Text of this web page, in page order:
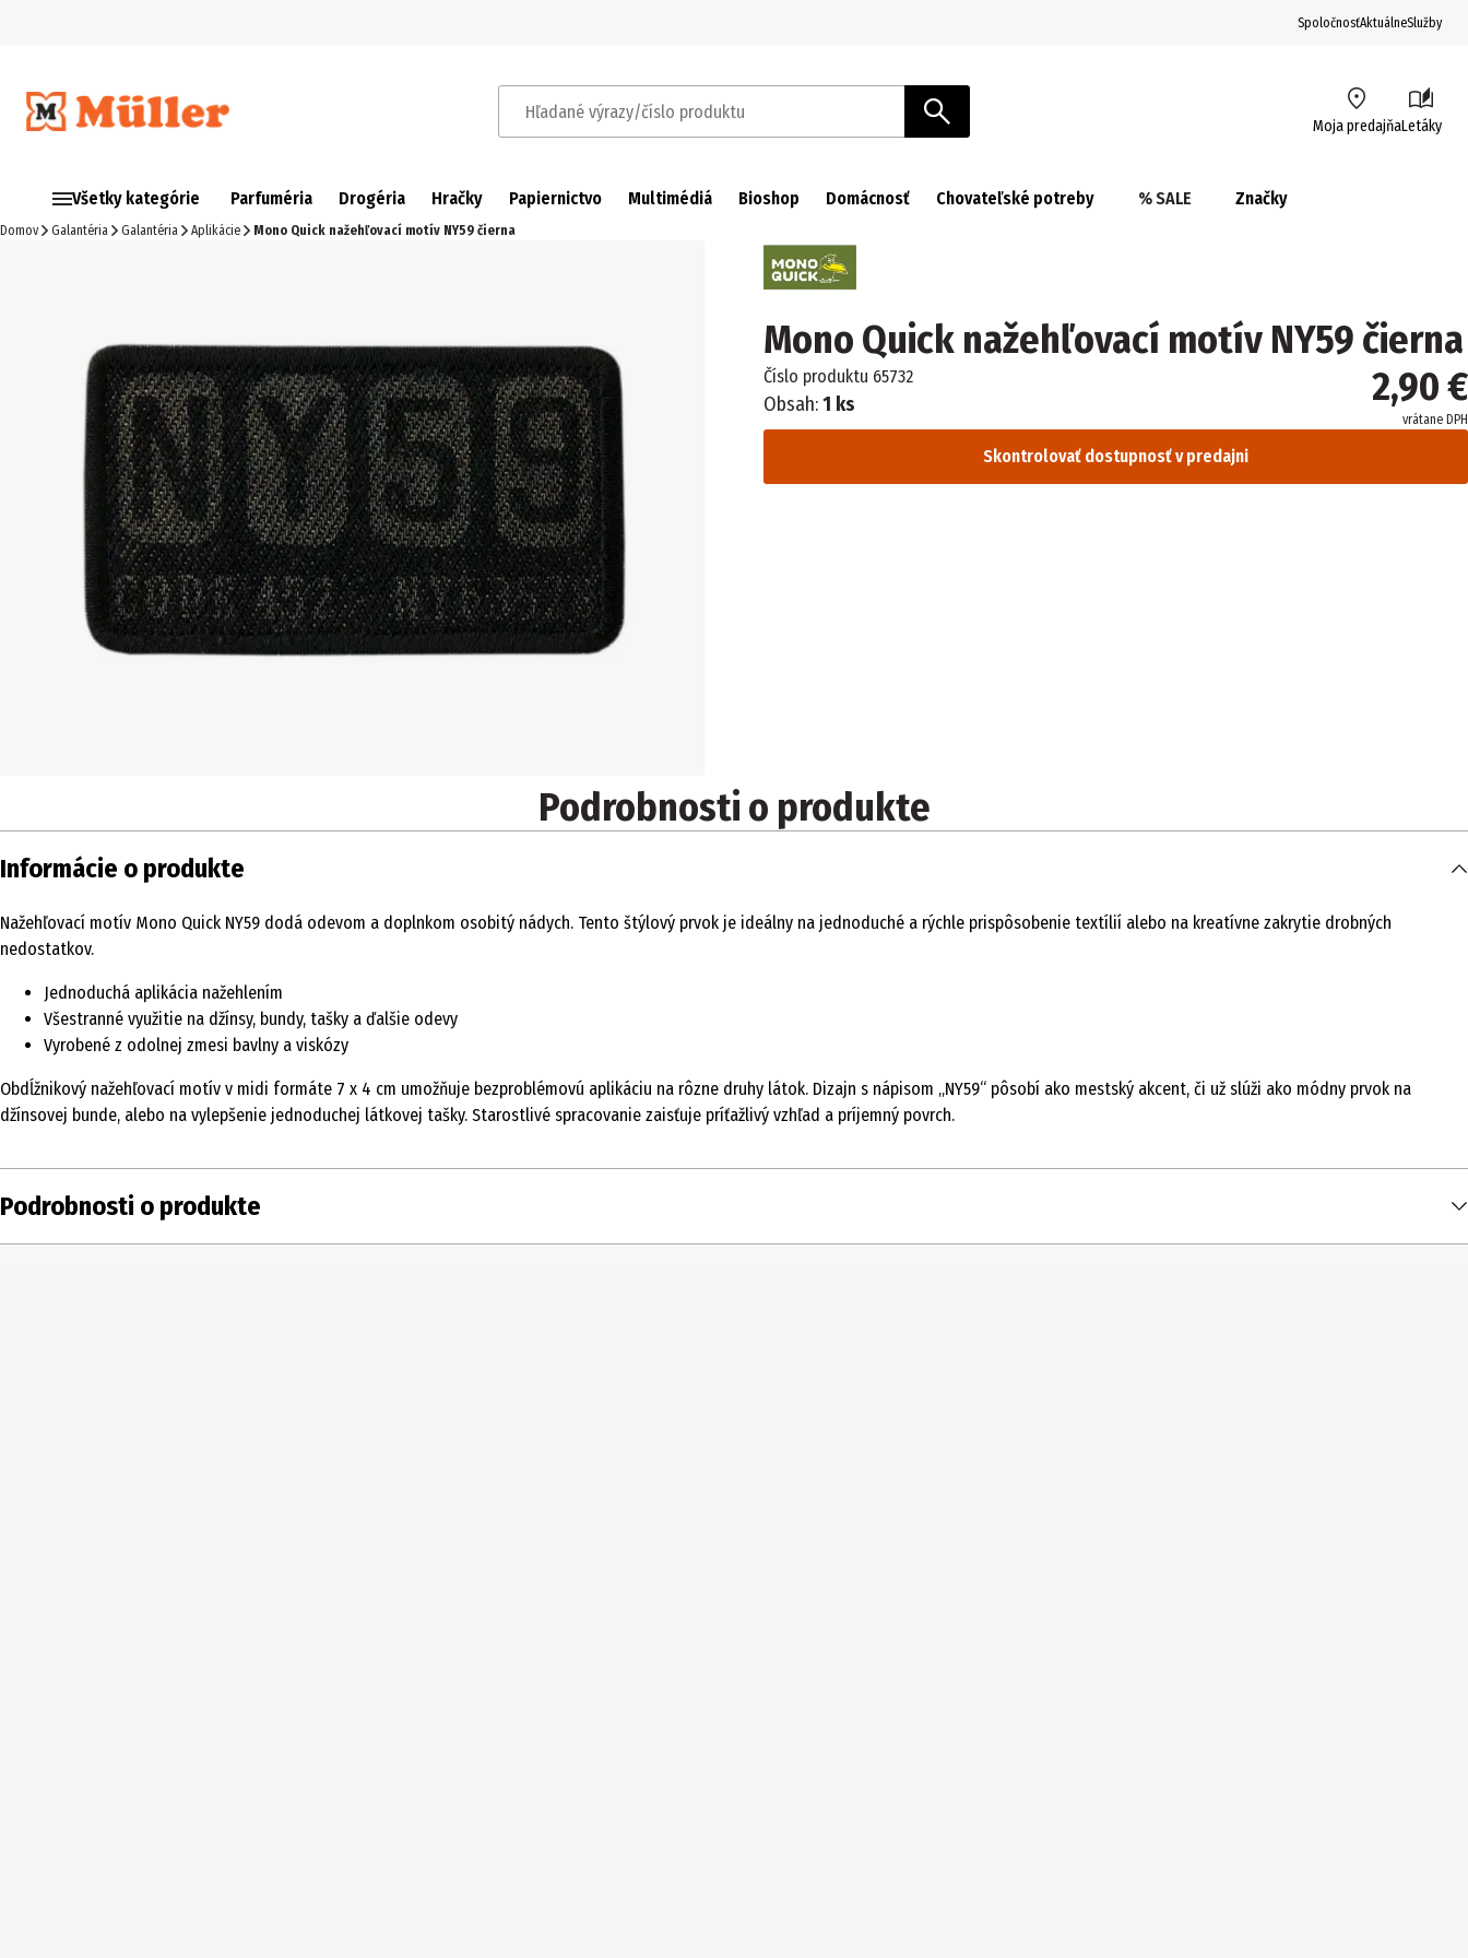
SpoločnosťAktuálneSlužby
Hľadané výrazy/číslo produktu Moja predajňaLetáky
Všetky kategórie Parfuméria Drogéria Hračky Papiernictvo Multimédiá Bioshop Domácnosť Chovateľské potreby % SALE Značky
Domov Galantéria Galantéria Aplikácie Mono Quick nažehľovací motív NY59 čierna
Mono Quick nažehľovací motív NY59 čierna
Číslo produktu 65732
Obsah:1 ks 2,90 €
vrátane DPH
Skontrolovať dostupnosť v predajni
Podrobnosti o produkte
Informácie o produkte
Nažehľovací motív Mono Quick NY59 dodá odevom a doplnkom osobitý nádych. Tento štýlový prvok je ideálny na jednoduché a rýchle prispôsobenie textílií alebo na kreatívne zakrytie drobných
nedostatkov.
Jednoduchá aplikácia nažehlením
Všestranné využitie na džínsy, bundy, tašky a ďalšie odevy
Vyrobené z odolnej zmesi bavlny a viskózy
Obdĺžnikový nažehľovací motív v midi formáte 7 x 4 cm umožňuje bezproblémovú aplikáciu na rôzne druhy látok. Dizajn s nápisom „NY59“ pôsobí ako mestský akcent, či už slúži ako módny prvok na
džínsovej bunde, alebo na vylepšenie jednoduchej látkovej tašky. Starostlivé spracovanie zaisťuje príťažlivý vzhľad a príjemný povrch.
Podrobnosti o produkte